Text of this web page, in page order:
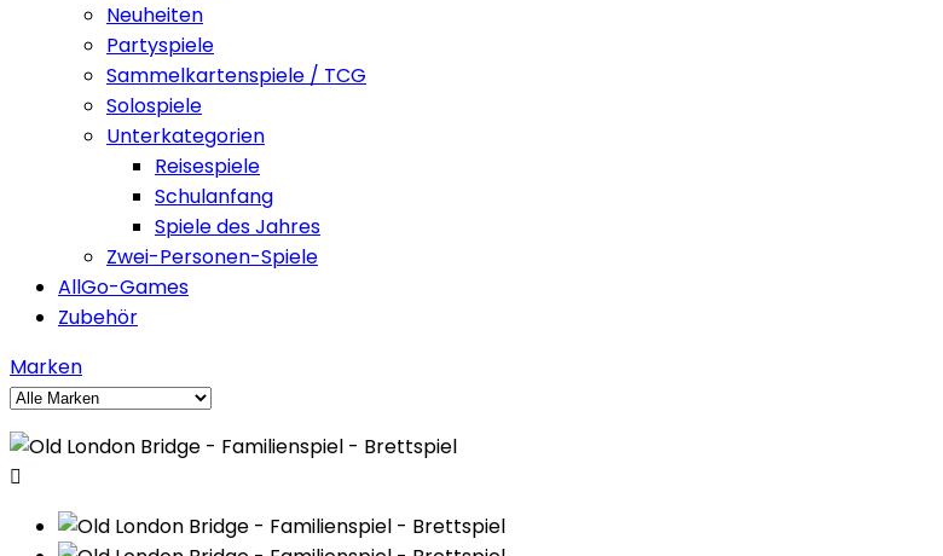
Neuheiten
Partyspiele
Sammelkartenspiele / TCG
Solospiele
Unterkategorien
Reisespiele
Schulanfang
Spiele des Jahres
Zwei-Personen-Spiele
AllGo-Games
Zubehör
Marken
